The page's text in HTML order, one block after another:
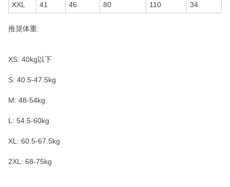
XXL 41 46 80 110 34
推奨体重:
XS: 40kg以下
S: 40.5-47.5kg
M: 48-54kg
L: 54.5-60kg
XL: 60.5-67.5kg
2XL: 68-75kg